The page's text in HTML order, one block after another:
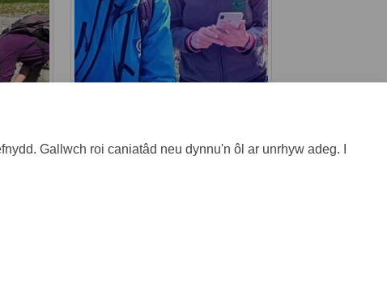
Gallwch roi caniatâd neu dynnu'n ôl ar unrhyw adeg. I